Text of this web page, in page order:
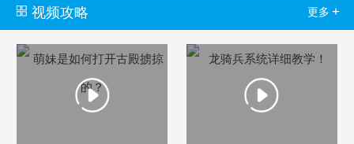
视频攻略 更多 +